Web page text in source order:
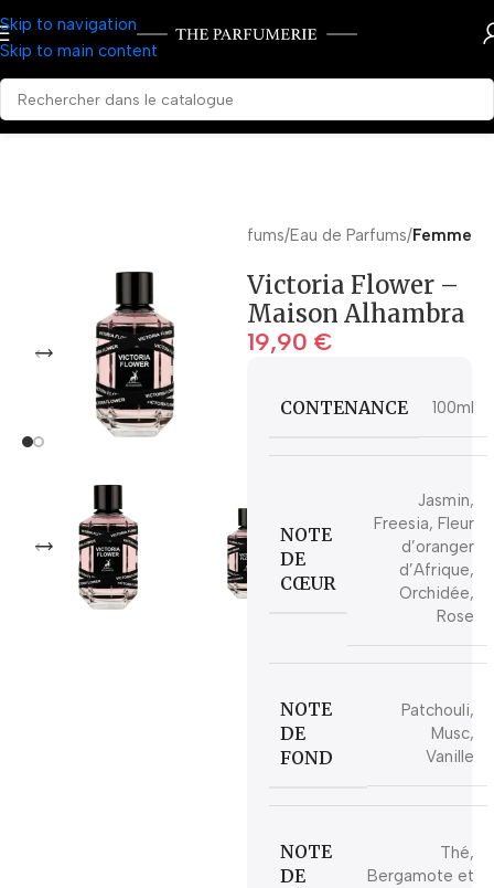
Skip to navigation
Skip to main content
Parfums Eau de Parfums Femme
Victoria Flower –
Maison Alhambra
19,90 €
CONTENANCE 100ml
NOTE
DE
CŒUR
Jasmin,
Freesia, Fleur
d’oranger
d’Afrique,
Orchidée,
Rose
NOTE
DE
FOND
Patchouli,
Musc,
Vanille
NOTE
DE
Thé,
Bergamote et